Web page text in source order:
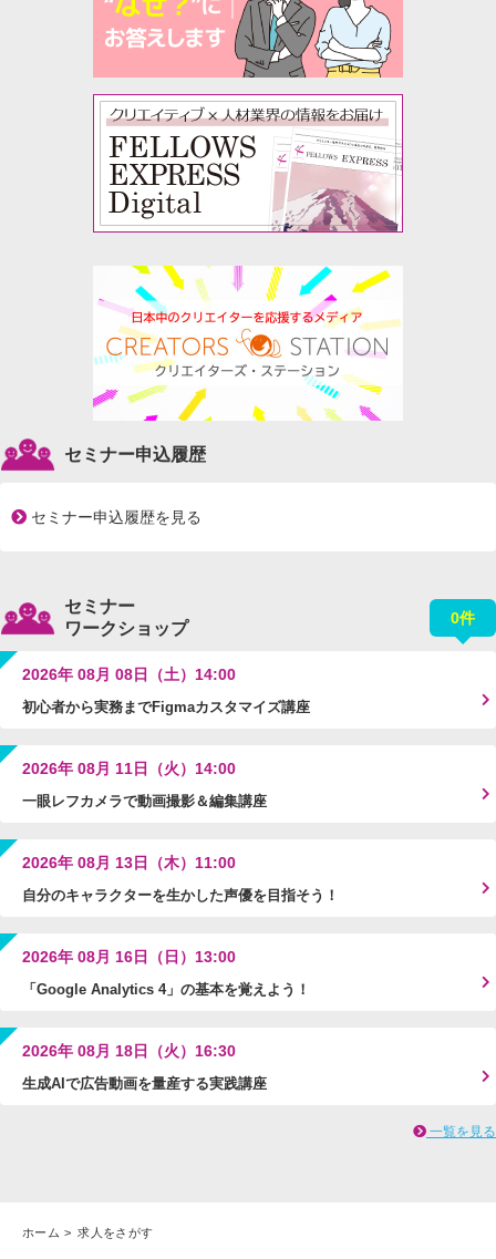
セミナー申込履歴
セミナー申込履歴を見る
セミナー
ワークショップ
0件
2026年 08月 08日（土）14:00
初心者から実務までFigmaカスタマイズ講座
2026年 08月 11日（火）14:00
一眼レフカメラで動画撮影＆編集講座
2026年 08月 13日（木）11:00
自分のキャラクターを生かした声優を目指そう！
2026年 08月 16日（日）13:00
「Google Analytics 4」の基本を覚えよう！
2026年 08月 18日（火）16:30
生成AIで広告動画を量産する実践講座
一覧を見る
ホーム 求人をさがす